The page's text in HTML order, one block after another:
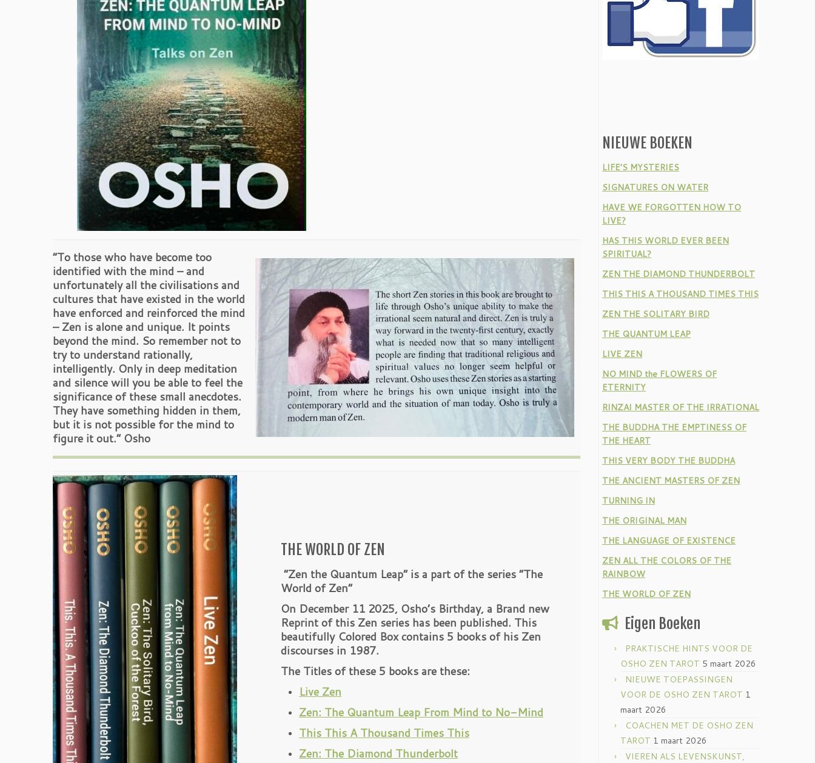
“To those who have become too
identified with the mind – and
unfortunately all the civilisations and
cultures that have existed in the world
have enforced and reinforced the mind
– Zen is alone and unique. It points
beyond the mind. So remember not to
try to understand rationally,
intelligently. Only in deep meditation
and silence will you be able to feel the
significance of these small anecdotes.
They have something hidden in them,
but it is not possible for the mind to
figure it out.” Osho
THE WORLD OF ZEN
“Zen the Quantum Leap” is a part of the series “The
World of Zen”
On December 11 2025, Osho’s Birthday, a Brand new
Reprint of this Zen series has been published. This
beautifully Colored Box contains 5 books of his Zen
discourses in 1987.
The Titles of these 5 books are these:
Live Zen
Zen: The Quantum Leap From Mind to No-Mind
This This A Thousand Times This
Zen: The Diamond Thunderbolt
NIEUWE BOEKEN
LIFE’S MYSTERIES
SIGNATURES ON WATER
HAVE WE FORGOTTEN HOW TO
LIVE?
HAS THIS WORLD EVER BEEN
SPIRITUAL?
ZEN THE DIAMOND THUNDERBOLT
THIS THIS A THOUSAND TIMES THIS
ZEN THE SOLITARY BIRD
THE QUANTUM LEAP
LIVE ZEN
NO MIND the FLOWERS OF
ETERNITY
RINZAI MASTER OF THE IRRATIONAL
THE BUDDHA THE EMPTINESS OF
THE HEART
THIS VERY BODY THE BUDDHA
THE ANCIENT MASTERS OF ZEN
TURNING IN
THE ORIGINAL MAN
THE LANGUAGE OF EXISTENCE
ZEN ALL THE COLORS OF THE
RAINBOW
THE WORLD OF ZEN
Eigen Boeken
PRAKTISCHE HINTS VOOR DE
OSHO ZEN TAROT 5 maart 2026
NIEUWE TOEPASSINGEN
VOOR DE OSHO ZEN TAROT 1
maart 2026
COACHEN MET DE OSHO ZEN
TAROT 1 maart 2026
VIEREN ALS LEVENSKUNST,